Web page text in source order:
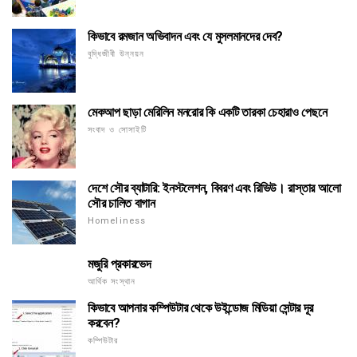
কিভাবে রমজান অভিবাদন এবং যে মুসলমানদের দেব?
বুদ্ধিজীবী উন্নয়ন
মেকআপ ছাড়া মেরিলিন মনরোর কি একটি তারকা চেহারাও পেছনে
সংবাদ ও সোসাইটি
দেশে সৌর ব্যাটারি: ইনস্টলেশন, বিবরণ এবং রিভিউ। রাস্তার আলো
সৌর চালিত বাগান
Homeliness
মজুরি প্রকারভেদ
আর্থিক সংস্থান
কিভাবে আপনার কম্পিউটার থেকে উইন্ডোজ মিডিয়া সেন্টার দূর
করবেন?
কম্পিউটার